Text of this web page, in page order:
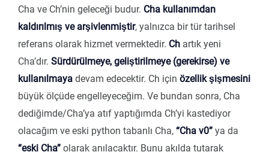
Cha ve Ch’nin geleceği budur. Cha kullanımdan
kaldırılmış ve arşivlenmiştir, yalnızca bir tür tarihsel
referans olarak hizmet vermektedir. Ch artık yeni
Cha’dır. Sürdürülmeye, geliştirilmeye (gerekirse) ve
kullanılmaya devam edecektir. Ch için özellik şişmesini
büyük ölçüde engelleyeceğim. Ve bundan sonra, Cha
dediğimde/Cha’ya atıf yaptığımda Ch’yi kastediyor
olacağım ve eski python tabanlı Cha, “Cha v0” ya da
“eski Cha” olarak anılacaktır. Bunu akılda tutarak